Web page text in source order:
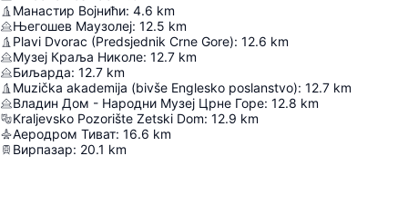
Манастир Војнићи: 4.6 km
Његошев Маузолеј: 12.5 km
Plavi Dvorac (Predsjednik Crne Gore): 12.6 km
Музеј Краља Николе: 12.7 km
Биљарда: 12.7 km
Muzička akademija (bivše Englesko poslanstvo): 12.7 km
Владин Дом - Народни Музеј Црне Горе: 12.8 km
Kraljevsko Pozorište Zetski Dom: 12.9 km
Аеродром Тиват: 16.6 km
Вирпазар: 20.1 km